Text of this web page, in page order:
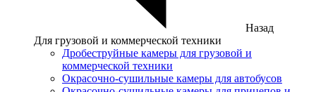
Назад
Для грузовой и коммерческой техники
Дробеструйные камеры для грузовой и
коммерческой техники
Окрасочно-сушильные камеры для автобусов